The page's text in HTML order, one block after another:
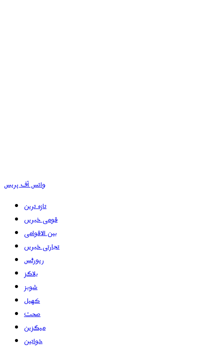
وائس آف پریس
تازہ ترین
قومی خبریں
بین الاقوامی
تجارتی خبریں
رپورٹس
بلاگز
شوبز
کھیل
صحت
میگزین
خواتین